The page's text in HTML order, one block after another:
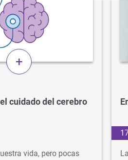
+
cuidado del cerebro
vida, pero pocas